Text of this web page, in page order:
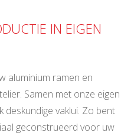
IN EIGEN
aluminium ramen en
Samen met onze eigen
deskundige vaklui. Zo bent
geconstrueerd voor uw